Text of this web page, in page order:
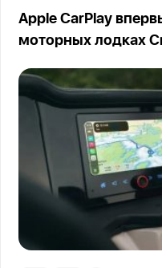
Apple CarPlay
моторных лодках